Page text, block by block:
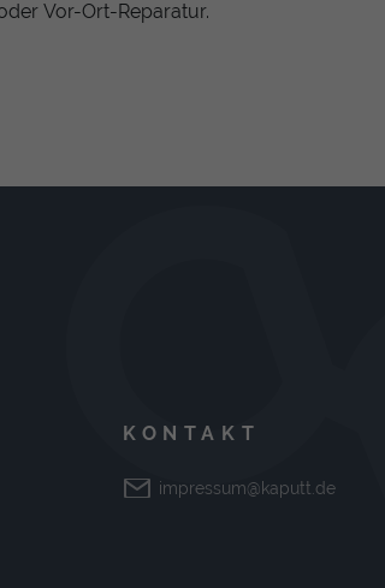
Vor-Ort-Reparatur.
KONTAKT
impressum@kaputt.de